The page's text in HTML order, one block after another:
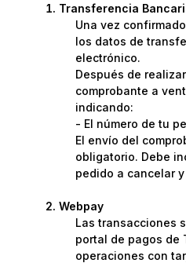
Transferencia
Una vez
los datos de
electrónico.
Después de
comprobante a
indicando:
- El número de tu
El envío del
obligatorio. Debe
pedido a cancelar
Webpay
Las transacciones
portal de pagos de
operaciones con